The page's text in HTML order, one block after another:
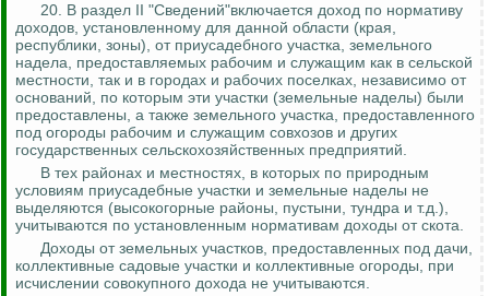
20. В раздел II "Сведений"включается доход по нормативу
доходов, установленному для данной области (края,
республики, зоны), от приусадебного участка, земельного
надела, предоставляемых рабочим и служащим как в сельской
местности, так и в городах и рабочих поселках, независимо от
оснований, по которым эти участки (земельные наделы) были
предоставлены, а также земельного участка, предоставленного
под огороды рабочим и служащим совхозов и других
государственных сельскохозяйственных предприятий.
В тех районах и местностях, в которых по природным
условиям приусадебные участки и земельные наделы не
выделяются (высокогорные районы, пустыни, тундра и т.д.),
учитываются по установленным нормативам доходы от скота.
Доходы от земельных участков, предоставленных под дачи,
коллективные садовые участки и коллективные огороды, при
исчислении совокупного дохода не учитываются.